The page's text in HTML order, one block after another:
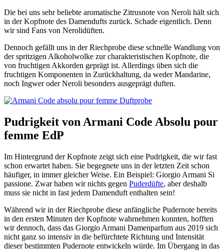
Die bei uns sehr beliebte aromatische Zitrusnote von Neroli hält sich
in der Kopfnote des Damendufts zurück. Schade eigentlich. Denn
wir sind Fans von Nerolidüften.
Dennoch gefällt uns in der Riechprobe diese schnelle Wandlung von
der spritzigen Alkoholwolke zur charakteristischen Kopfnote, die
von fruchtigen Akkorden geprägt ist. Allerdings üben sich die
fruchtigen Komponenten in Zurückhaltung, da weder Mandarine,
noch Ingwer oder Neroli besonders ausgeprägt duften.
Pudrigkeit von Armani Code Absolu pour
femme EdP
Im Hintergrund der Kopfnote zeigt sich eine Pudrigkeit, die wir fast
schon erwartet haben. Sie begegnete uns in der letzten Zeit schon
häufiger, in immer gleicher Weise. Ein Beispiel: Giorgio Armani Si
passione. Zwar haben wir nichts gegen Puderdüfte, aber deshalb
muss sie nicht in fast jedem Damenduft enthalten sein!
Während wir in der Riechprobe diese anfängliche Pudernote bereits
in den ersten Minuten der Kopfnote wahrnehmen konnten, hofften
wir dennoch, dass das Giorgio Armani Damenparfum aus 2019 sich
nicht ganz so intensiv in die befürchtete Richtung und Intensität
dieser bestimmten Pudernote entwickeln würde. Im Übergang in das